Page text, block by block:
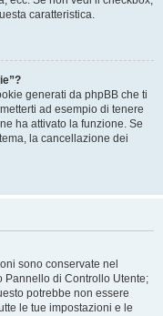
caratteristica.
generati da phpBB che ti
ad esempio di tenere
ha attivato la funzione. Se
la cancellazione dei
sono conservate nel
Pannello di Controllo Utente;
potrebbe non essere
le tue impostazioni e le